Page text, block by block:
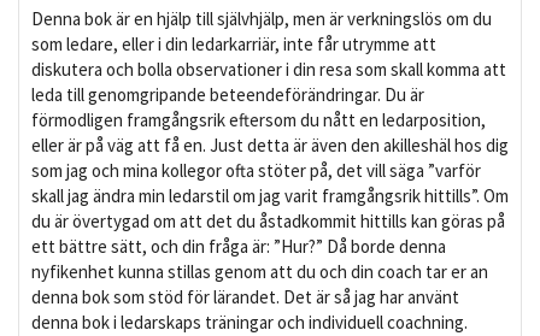
Denna bok är en hjälp till självhjälp, men är verkningslös om du
som ledare, eller i din ledarkarriär, inte får utrymme att
diskutera och bolla observationer i din resa som skall komma att
leda till genomgripande beteendeförändringar. Du är
förmodligen framgångsrik eftersom du nått en ledarposition,
eller är på väg att få en. Just detta är även den akilleshäl hos dig
som jag och mina kollegor ofta stöter på, det vill säga ”varför
skall jag ändra min ledarstil om jag varit framgångsrik hittills”. Om
du är övertygad om att det du åstadkommit hittills kan göras på
ett bättre sätt, och din fråga är: ”Hur?” Då borde denna
nyfikenhet kunna stillas genom att du och din coach tar er an
denna bok som stöd för lärandet. Det är så jag har använt
denna bok i ledarskaps träningar och individuell coachning.